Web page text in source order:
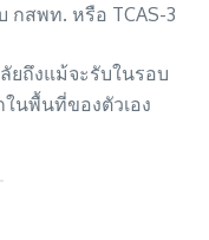
สพท. หรือ TCAS-3
ยถึงแม้จะรับในรอบ
นพื้นที่ของตัวเอง